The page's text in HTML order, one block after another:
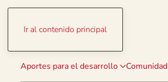
Ir al contenido principal
Aportes para el desarrollo Comunidad